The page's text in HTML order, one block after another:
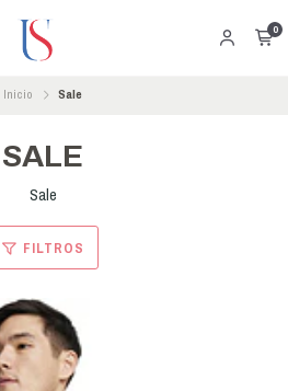
0
Inicio Sale
SALE
Sale
FILTROS